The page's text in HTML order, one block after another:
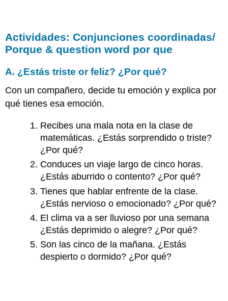
Actividades: Conjunciones coordinadas/
Porque & question word por que
A. ¿Estás triste or feliz? ¿Por qué?
Con un compañero, decide tu emoción y explica por
qué tienes esa emoción.
Recibes una mala nota en la clase de
matemáticas. ¿Estás sorprendido o triste?
¿Por qué?
Conduces un viaje largo de cinco horas.
¿Estás aburrido o contento? ¿Por qué?
Tienes que hablar enfrente de la clase.
¿Estás nervioso o emocionado? ¿Por qué?
El clima va a ser lluvioso por una semana
¿Estás deprimido o alegre? ¿Por qué?
Son las cinco de la mañana. ¿Estás
despierto o dormido? ¿Por qué?